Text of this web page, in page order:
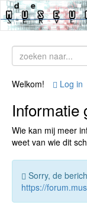
Welkom! Log in
Informatie
Wie kan mij meer
weet van wie dit
Sorry, de
https://